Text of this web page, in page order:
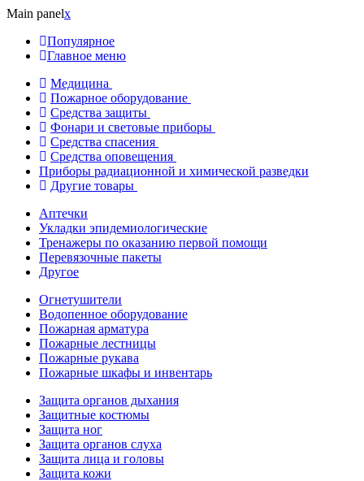
Main panelx
Популярное
Главное меню
Медицина
Пожарное оборудование
Средства защиты
Фонари и световые приборы
Средства спасения
Средства оповещения
Приборы радиационной и химической разведки
Другие товары
Аптечки
Укладки эпидемиологические
Тренажеры по оказанию первой помощи
Перевязочные пакеты
Другое
Огнетушители
Водопенное оборудование
Пожарная арматура
Пожарные лестницы
Пожарные рукава
Пожарные шкафы и инвентарь
Защита органов дыхания
Защитные костюмы
Защита ног
Защита органов слуха
Защита лица и головы
Защита кожи